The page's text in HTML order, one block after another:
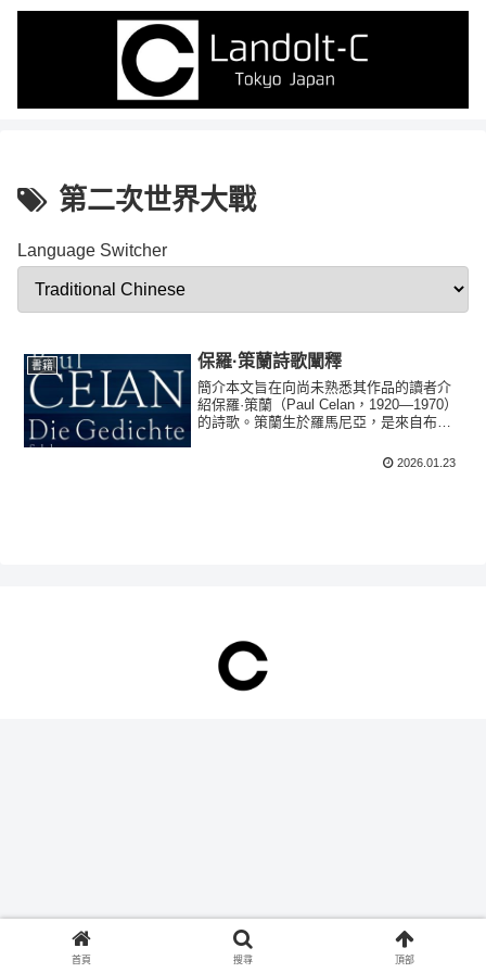
第二次世界大戰
Language Switcher
書籍 保羅·策蘭詩歌闡釋
簡介本文旨在向尚未熟悉其作品的讀者介
紹保羅·策蘭（Paul Celan，1920—1970）
的詩歌。策蘭生於羅馬尼亞，是來自布科
蘭）的德語猶太詩人。本文就其創作全貌
2026.01.23
首頁 搜尋 頂部